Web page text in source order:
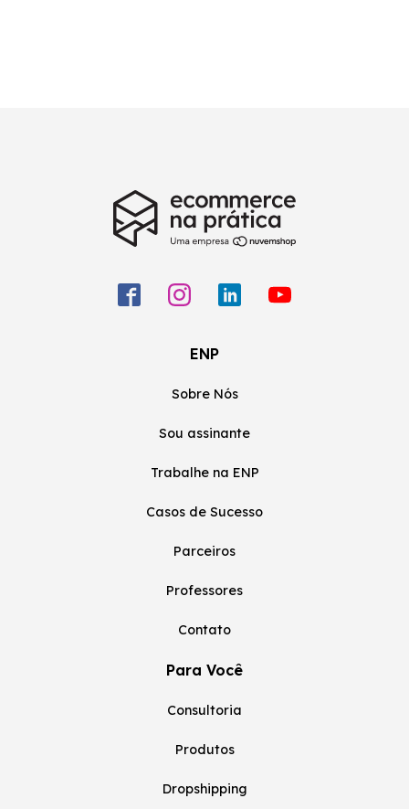
ENP
Sobre Nós
Sou assinante
Trabalhe na ENP
Casos de Sucesso
Parceiros
Professores
Contato
Para Você
Consultoria
Produtos
Dropshipping